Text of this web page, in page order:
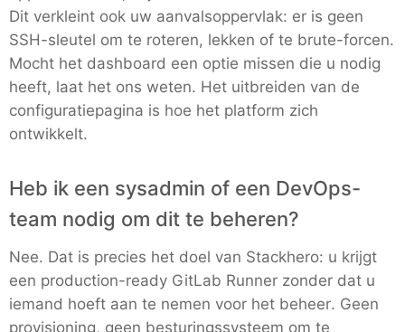
RethinkDB
Ruby
TimescaleDB
Valkey
Wazuh
Dit verkleint ook uw aanvalsoppervlak: er is geen
SSH-sleutel om te roteren, lekken of te brute-forcen.
Mocht het dashboard een optie missen die u nodig
heeft, laat het ons weten. Het uitbreiden van de
configuratiepagina is hoe het platform zich
ontwikkelt.
Heb ik een sysadmin of een DevOps-
team nodig om dit te beheren?
Nee. Dat is precies het doel van Stackhero: u krijgt
een production-ready GitLab Runner zonder dat u
iemand hoeft aan te nemen voor het beheer. Geen
provisioning, geen besturingssysteem om te